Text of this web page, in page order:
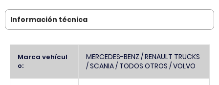
Información técnica
Información
Marca vehícul
o:
MERCEDES-BENZ / RENAULT TRUCKS
/ SCANIA / TODOS OTROS / VOLVO